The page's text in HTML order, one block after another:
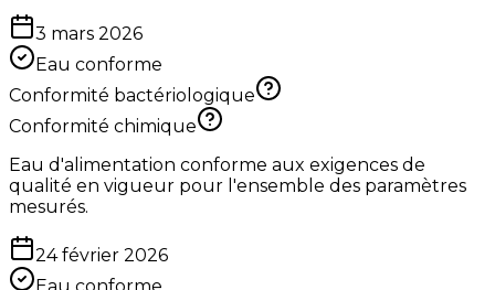
3 mars 2026
Eau conforme
Conformité bactériologique
Conformité chimique
Eau d'alimentation conforme aux exigences de
qualité en vigueur pour l'ensemble des paramètres
mesurés.
24 février 2026